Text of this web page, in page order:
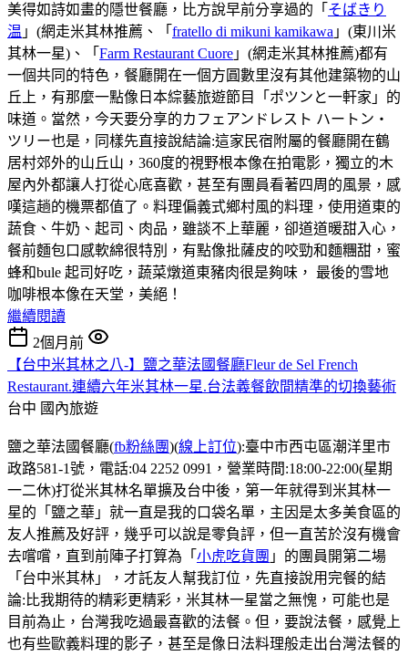
美得如詩如畫的隱世餐廳，比方說早前分享過的「 そばきり
温 」(網走米其林推薦、「 fratello di mikuni kamikawa 」(東川米
其林一星)、「 Farm Restaurant Cuore 」(網走米其林推薦)都有
一個共同的特色，餐廳開在一個方圓數里沒有其他建築物的山
丘上，有那麼一點像日本綜藝旅遊節目「ポツンと一軒家」的
味道。當然，今天要分享的カフェアンドレスト ハートン・
ツリー也是，同樣先直接說結論:這家民宿附屬的餐廳開在鶴
居村郊外的山丘山，360度的視野根本像在拍電影，獨立的木
屋內外都讓人打從心底喜歡，甚至有團員看著四周的風景，感
嘆這趟的機票都值了。料理偏義式鄉村風的料理，使用道東的
蔬食、牛奶、起司、肉品，雖談不上華麗，卻道道暖甜入心，
餐前麵包口感軟綿很特別，有點像批薩皮的咬勁和麵糰甜，蜜
蜂和bule 起司好吃，蔬菜燉道東豬肉很是夠味， 最後的雪地
咖啡根本像在天堂，美絕！
繼續閱讀
2個月前
【台中米其林之八-】鹽之華法國餐廳Fleur de Sel French
Restaurant.連續六年米其林一星.台法義餐飲間精準的切換藝術
台中 國內旅遊
鹽之華法國餐廳(fb粉絲團)(線上訂位):臺中市西屯區潮洋里市
政路581-1號，電話:04 2252 0991，營業時間:18:00-22:00(星期
一二休)打從米其林名單擴及台中後，第一年就得到米其林一
星的「鹽之華」就一直是我的口袋名單，主因是太多美食區的
友人推薦及好評，幾乎可以說是零負評，但一直苦於沒有機會
去嚐嚐，直到前陣子打算為「 小虎吃貨團 」的團員開第二場
「台中米其林」，才託友人幫我訂位，先直接說用完餐的結
論:比我期待的精彩更精彩，米其林一星當之無愧，可能也是
目前為止，台灣我吃過最喜歡的法餐。但，要說法餐，感覺上
也有些歐義料理的影子，甚至是像日法料理般走出台灣法餐的